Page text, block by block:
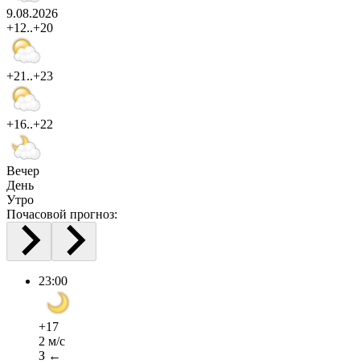
9.08.2026
+12..+20
+21..+23
+16..+22
Вечер
День
Утро
Почасовой прогноз:
23:00
+17
2 м/с
З ←